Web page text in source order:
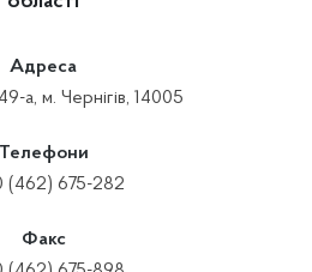
Адреса
а, м. Чернігів, 14005
Телефони
(462) 675-282
Факс